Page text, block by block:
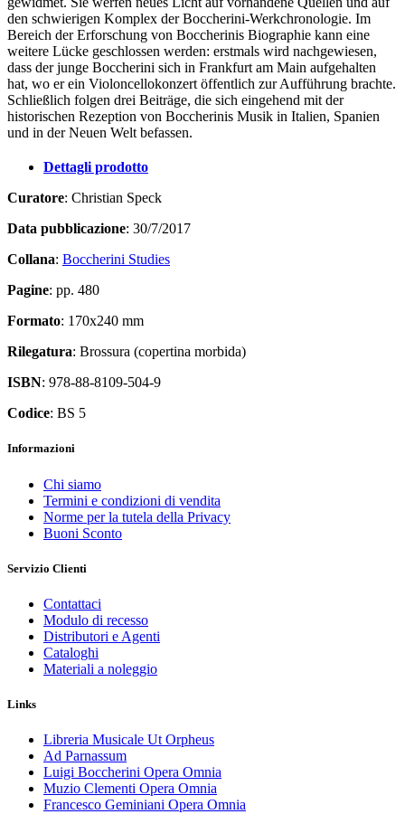
den schwierigen Komplex der Boccherini-Werkchronologie. Im
Bereich der Erforschung von Boccherinis Biographie kann eine
weitere Lücke geschlossen werden: erstmals wird nachgewiesen,
dass der junge Boccherini sich in Frankfurt am Main aufgehalten
hat, wo er ein Violoncellokonzert öffentlich zur Aufführung brachte.
Schließlich folgen drei Beiträge, die sich eingehend mit der
historischen Rezeption von Boccherinis Musik in Italien, Spanien
und in der Neuen Welt befassen.
Dettagli prodotto
Curatore: Christian Speck
Data pubblicazione: 30/7/2017
Collana: Boccherini Studies
Pagine: pp. 480
Formato: 170x240 mm
Rilegatura: Brossura (copertina morbida)
ISBN: 978-88-8109-504-9
Codice: BS 5
Informazioni
Chi siamo
Termini e condizioni di vendita
Norme per la tutela della Privacy
Buoni Sconto
Servizio Clienti
Contattaci
Modulo di recesso
Distributori e Agenti
Cataloghi
Materiali a noleggio
Links
Libreria Musicale Ut Orpheus
Ad Parnassum
Luigi Boccherini Opera Omnia
Muzio Clementi Opera Omnia
Francesco Geminiani Opera Omnia